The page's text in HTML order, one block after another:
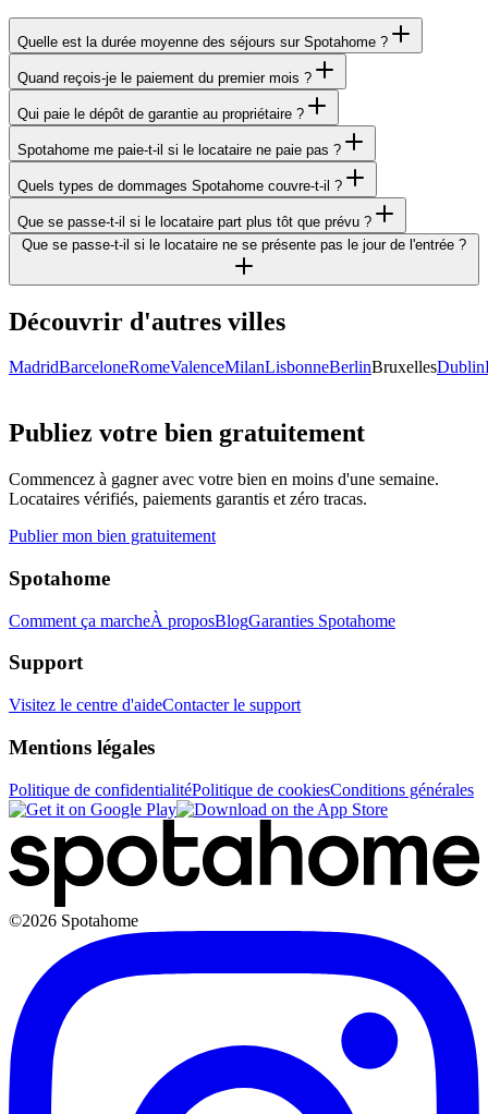
Quelle est la durée moyenne des séjours sur Spotahome ?
Quand reçois-je le paiement du premier mois ?
Qui paie le dépôt de garantie au propriétaire ?
Spotahome me paie-t-il si le locataire ne paie pas ?
Quels types de dommages Spotahome couvre-t-il ?
Que se passe-t-il si le locataire part plus tôt que prévu ?
Que se passe-t-il si le locataire ne se présente pas le jour de l'entrée ?
Découvrir d'autres villes
MadridBarceloneRomeValenceMilanLisbonneBerlinBruxellesDublin
Publiez votre bien gratuitement
Commencez à gagner avec votre bien en moins d'une semaine.
Locataires vérifiés, paiements garantis et zéro tracas.
Publier mon bien gratuitement
Spotahome
Comment ça marcheÀ proposBlogGaranties Spotahome
Support
Visitez le centre d'aideContacter le support
Mentions légales
Politique de confidentialitéPolitique de cookiesConditions générales
©2026 Spotahome